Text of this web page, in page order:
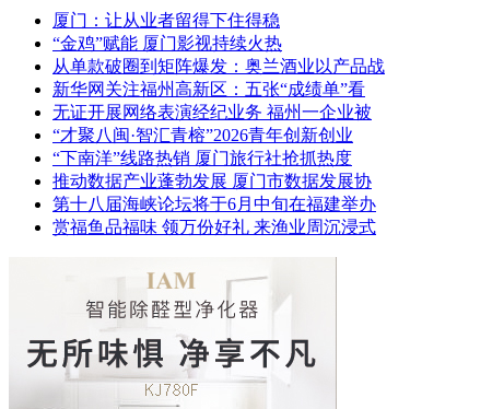
厦门：让从业者留得下住得稳
“金鸡”赋能 厦门影视持续火热
从单款破圈到矩阵爆发：奥兰酒业以产品战
新华网关注福州高新区：五张“成绩单”看
无证开展网络表演经纪业务 福州一企业被
“才聚八闽·智汇青榕”2026青年创新创业
“下南洋”线路热销 厦门旅行社抢抓热度
推动数据产业蓬勃发展 厦门市数据发展协
第十八届海峡论坛将于6月中旬在福建举办
赏福鱼品福味 领万份好礼 来渔业周沉浸式